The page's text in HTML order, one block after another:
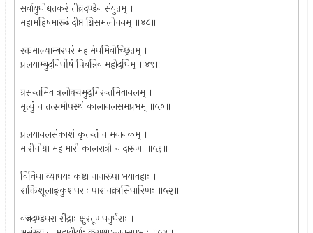
सर्वायुधोद्यतकरं तीव्रदण्डेन संयुतम् ।
महामहिषमारूढं दीप्ताग्निसमलोचनम् ॥४८॥
रक्तमाल्याम्बरधरं महामेघमिवोच्छ्रितम् ।
प्रलयाम्बुदनिर्घोषं पिबन्निव महोदधिम् ॥४९॥
ग्रसन्तमिव त्रलोक्यमुद्‌गिरन्तमिवानलम् ।
मृत्युं च तत्समीपस्थं कालानलसमप्रभम् ॥५०॥
प्रलयानलसंकाशं कृतन्तं च भयानकम् ।
मारीचोग्रा महामारी कालरात्री च दारुणा ॥५१॥
विविधा व्याधयः कष्टा नानारूपा भयावहाः ।
शक्तिशूलाङ्कुशधराः पाशचक्रासिधारिणः ॥५२॥
वज्रदण्डधरा रौद्राः क्षुरतूणधनुर्धराः ।